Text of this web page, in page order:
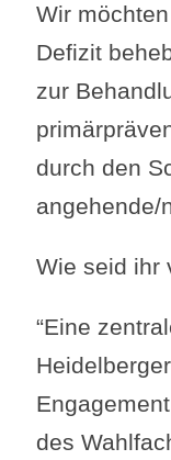
Wir
Defizit
zur
durch den
angehende/
Wie seid ihr
“Eine
des